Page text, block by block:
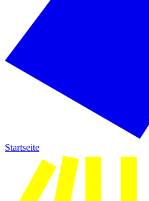
Startseite